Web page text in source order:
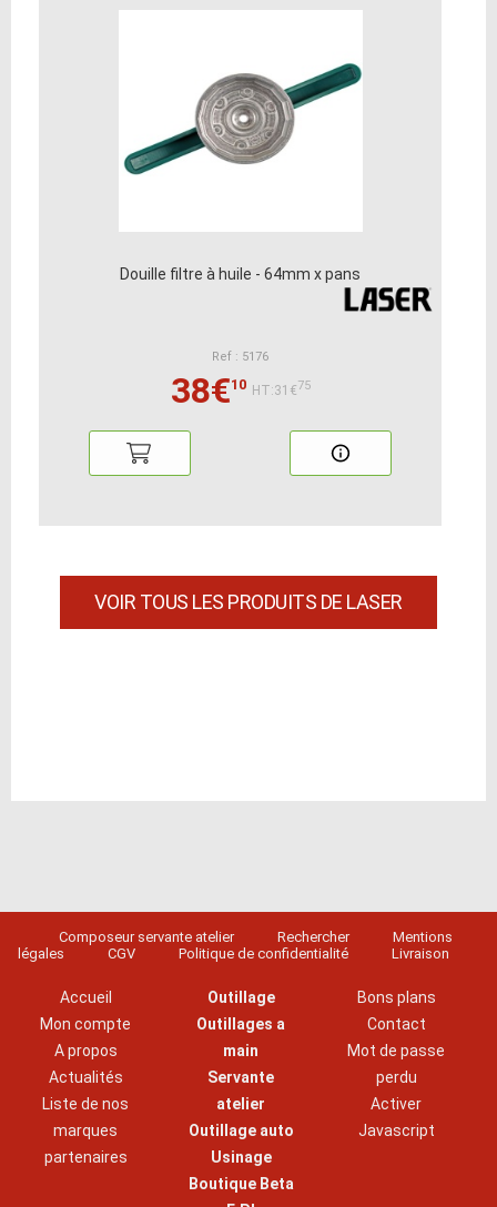
Douille filtre à huile - 64mm x pans
Ref : 5176
38€10 HT:31€75
VOIR TOUS LES PRODUITS DE LASER
Composeur servante atelier Rechercher
Mentions
légales
CGV Politique de confidentialité Livraison
Accueil
Mon compte
A propos
Actualités
Liste de nos
marques
partenaires
Outillage
Outillages a
main
Servante
atelier
Outillage auto
Usinage
Boutique Beta
Bons plans
Contact
Mot de passe
perdu
Activer
Javascript